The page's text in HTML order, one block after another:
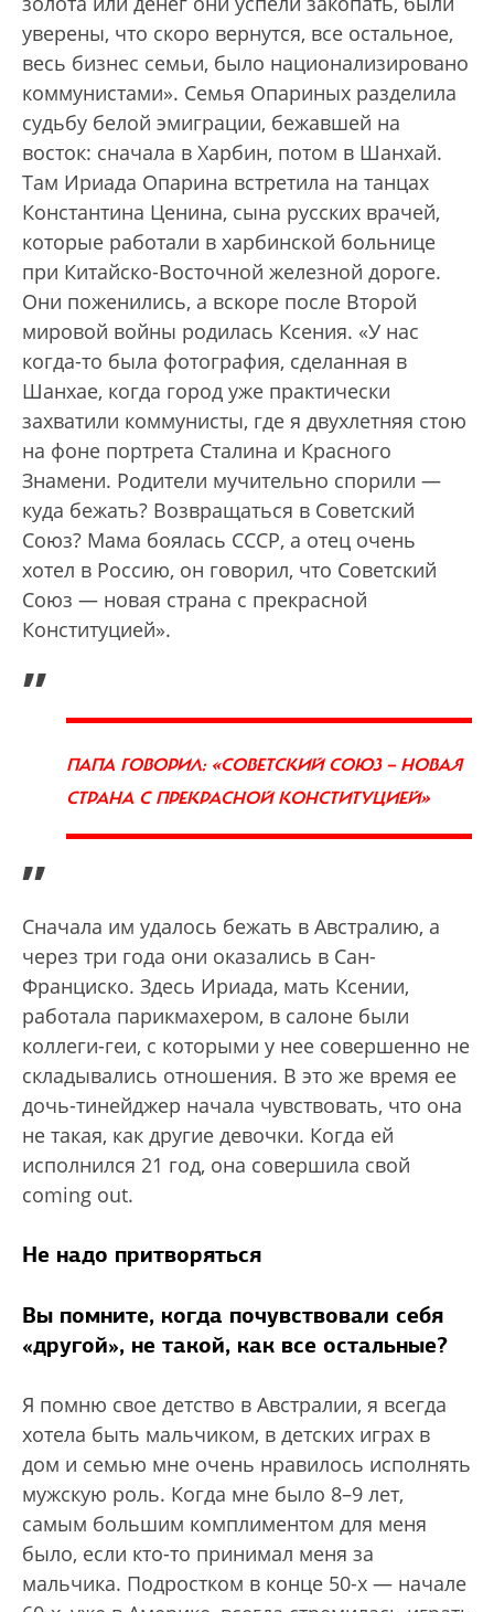
уверены, что скоро вернутся, все остальное,
весь бизнес семьи, было национализировано
коммунистами». Семья Опариных разделила
судьбу белой эмиграции, бежавшей на
восток: сначала в Харбин, потом в Шанхай.
Там Ириада Опарина встретила на танцах
Константина Ценина, сына русских врачей,
которые работали в харбинской больнице
при Китайско-Восточной железной дороге.
Они поженились, а вскоре после Второй
мировой войны родилась Ксения. «У нас
когда-то была фотография, сделанная в
Шанхае, когда город уже практически
захватили коммунисты, где я двухлетняя стою
на фоне портрета Сталина и Красного
Знамени. Родители мучительно спорили —
куда бежать? Возвращаться в Советский
Союз? Мама боялась СССР, а отец очень
хотел в Россию, он говорил, что Советский
Союз — новая страна с прекрасной
Конституцией».
„
ПАПА ГОВОРИЛ: «СОВЕТСКИЙ СОЮЗ — НОВАЯ
СТРАНА С ПРЕКРАСНОЙ КОНСТИТУЦИЕЙ»
”
Сначала им удалось бежать в Австралию, а
через три года они оказались в Сан-
Франциско. Здесь Ириада, мать Ксении,
работала парикмахером, в салоне были
коллеги-геи, с которыми у нее совершенно не
складывались отношения. В это же время ее
дочь-тинейджер начала чувствовать, что она
не такая, как другие девочки. Когда ей
исполнился 21 год, она совершила свой
coming out.
Не надо притворяться
Вы помните, когда почувствовали себя
«другой», не такой, как все остальные?
Я помню свое детство в Австралии, я всегда
хотела быть мальчиком, в детских играх в
дом и семью мне очень нравилось исполнять
мужскую роль. Когда мне было 8–9 лет,
самым большим комплиментом для меня
было, если кто-то принимал меня за
мальчика. Подростком в конце 50-х — начале